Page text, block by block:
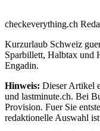
checkeverything.ch
Kurzurlaub Schweiz
Sparbillett, Halbtax und
Engadin.
Hinweis: Dieser Artikel
und lastminute.ch. Bei
Provision. Fuer Sie
redaktionelle Auswahl